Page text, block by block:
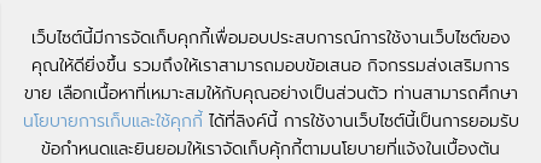
เว็บไซต์นี้มีการจัดเก็บคุกกี้เพื่อมอบประสบการณ์การใช้งานเว็บไซต์ของ
คุณให้ดียิ่งขึ้น รวมถึงให้เราสามารถมอบข้อเสนอ กิจกรรมส่งเสริมการ
ขาย เลือกเนื้อหาที่เหมาะสมให้กับคุณอย่างเป็นส่วนตัว ท่านสามารถศึกษา
นโยบายการเก็บและใช้คุกกี้ ได้ที่ลิงค์นี้ การใช้งานเว็บไซต์นี้เป็นการยอมรับ
ข้อกำหนดและยินยอมให้เราจัดเก็บคุ้กกี้ตามนโยบายที่แจ้งในเบื้องต้น